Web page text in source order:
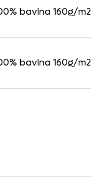
bavlna 160g/m2
bavlna 160g/m2